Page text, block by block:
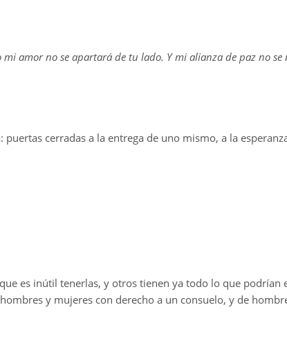
amor no se apartará de tu lado. Y mi alianza de paz no se
cerradas a la entrega de uno mismo, a la
es inútil tenerlas, y otros tienen ya todo lo que podrían
y mujeres con derecho a un consuelo, y de